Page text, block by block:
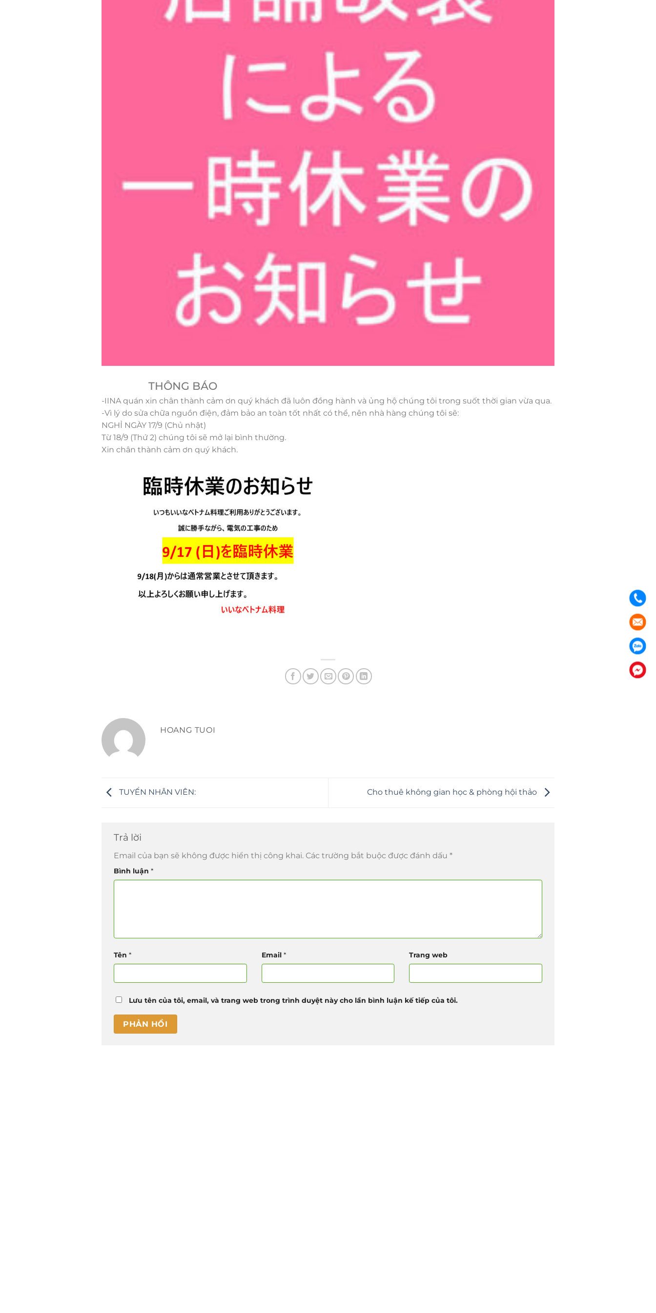
THÔNG BÁO
-IINA quán xin chân thành cảm ơn quý khách đã luôn đồng hành và ủng hộ chúng tôi trong suốt thời gian vừa qua.
-Vì lý do sửa chữa nguồn điện, đảm bảo an toàn tốt nhất có thể, nên nhà hàng chúng tôi sẽ:
NGHỈ NGÀY 17/9 (Chủ nhật)
Từ 18/9 (Thứ 2) chúng tôi sẽ mở lại bình thường.
Xin chân thành cảm ơn quý khách.
HOANG TUOI
TUYỂN NHÂN VIÊN: Cho thuê không gian học & phòng hội thảo
Trả lời
Email của bạn sẽ không được hiển thị công khai. Các trường bắt buộc được đánh dấu *
Bình luận *
Tên * Email * Trang web
Lưu tên của tôi, email, và trang web trong trình duyệt này cho lần bình luận kế tiếp của tôi.